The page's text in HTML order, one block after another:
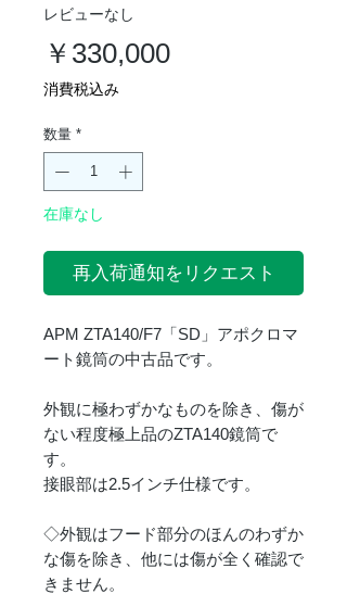
レビューなし
￥330,000価
消費税込み
数量 *
在庫なし
再入荷通知をリクエスト
APM ZTA140/F7「SD」アポクロマ
ート鏡筒の中古品です。
外観に極わずかなものを除き、傷が
ない程度極上品のZTA140鏡筒で
す。
接眼部は2.5インチ仕様です。
◇外観はフード部分のほんのわずか
な傷を除き、他には傷が全く確認で
きません。